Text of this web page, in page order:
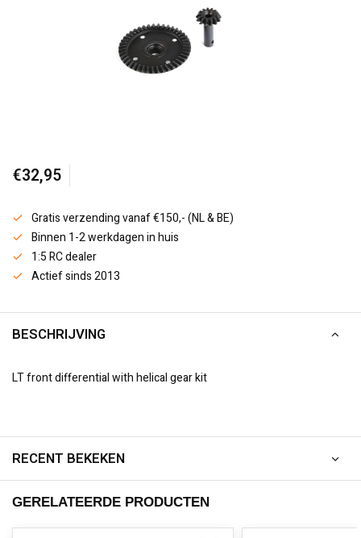
€32,95
Gratis verzending vanaf €150,- (NL & BE)
Binnen 1-2 werkdagen in huis
1:5 RC dealer
Actief sinds 2013
BESCHRIJVING
LT front differential with helical gear kit
RECENT BEKEKEN
GERELATEERDE PRODUCTEN